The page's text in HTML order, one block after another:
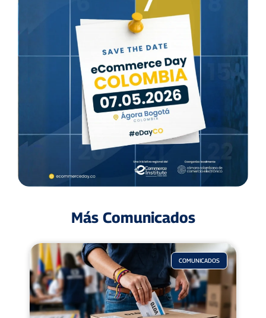
Más Comunicados
COMUNICADOS